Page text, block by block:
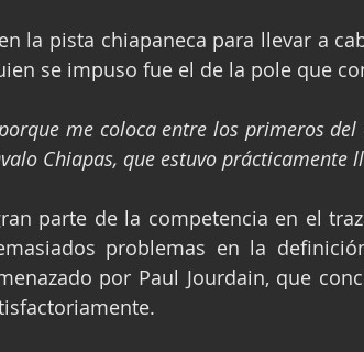
la pista chiapaneca para llevar a
se impuso fue el de la pole que
me coloca entre los primeros
Chiapas, que estuvo prácticamente
parte de la competencia en el
problemas en la
por Paul Jourdain, que